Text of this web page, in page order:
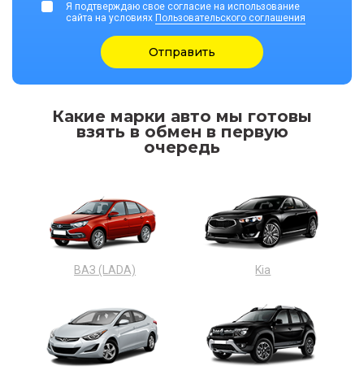
Я подтверждаю свое согласие на использование
сайта на условиях Пользовательского соглашения
Отправить
Какие марки авто мы готовы
взять в обмен в первую
очередь
ВАЗ (LADA) Kia